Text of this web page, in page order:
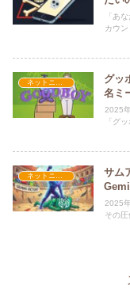
「あ
カウ
ネットニュース
グッ
名ミ
2025
「グ
ネットニュース
サム
2025
その圧